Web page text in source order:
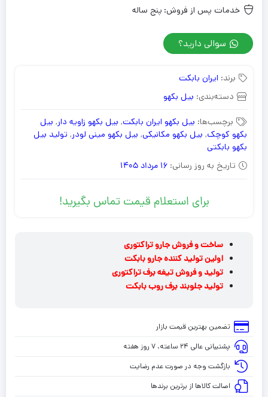
خدمات پس از فروش: پنج ساله
سوالی دارید؟
برند: ایران بابکت
دسته‌بندی: بیل بکهو
برچسب‌ها: بیل بکهو ایران بابکت, بیل بکهو زاویه دار, بیل
بکهو کوچک, بیل بکهو مکانیکی, بیل بکهو مینی لودر, تولید بیل
بکهو بابکتی
تاریخ به روز رسانی: 16 مرداد 1405
برای استعلام قیمت تماس بگیرید!
ساخت و فروشجارو تراکتوری
اولین تولید کنندهجارو بابکت
تولید و فروشتیغه برف تراکتوری
تولید جلوبندبرف روب بابکت
تضمین بهترین قیمت بازار
پشتیبانی عالی ۲۴ ساعته، ۷ روز هفته
بازگشت وجه در صورت عدم رضایت
اصالت کالاها از برترین برندها